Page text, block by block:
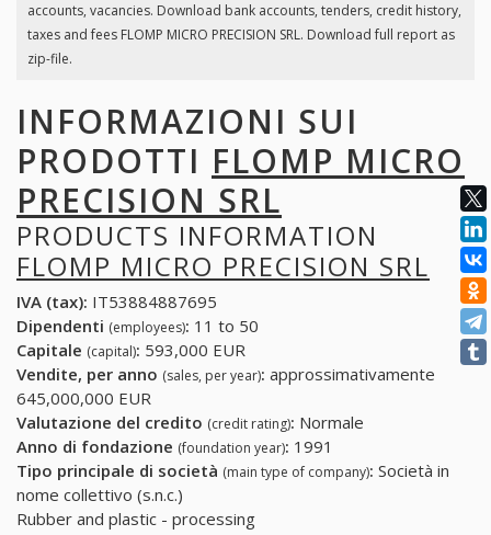
accounts, vacancies. Download bank accounts, tenders, credit history,
taxes and fees FLOMP MICRO PRECISION SRL. Download full report as
zip-file.
INFORMAZIONI SUI
PRODOTTI FLOMP MICRO
PRECISION SRL
PRODUCTS INFORMATION
FLOMP MICRO PRECISION SRL
IVA (tax): IT53884887695
Dipendenti (employees): 11 to 50
Capitale (capital): 593,000 EUR
Vendite, per anno (sales, per year): approssimativamente
645,000,000 EUR
Valutazione del credito (credit rating): Normale
Anno di fondazione (foundation year): 1991
Tipo principale di società (main type of company): Società in
nome collettivo (s.n.c.)
Rubber and plastic - processing